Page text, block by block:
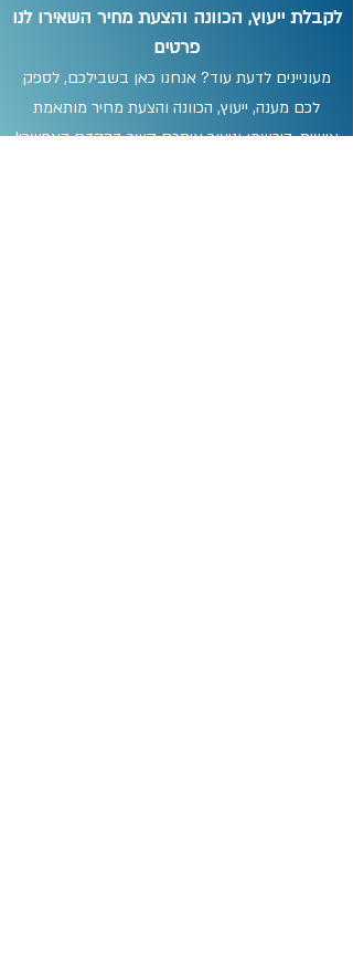
לקבלת ייעוץ, הכוונה והצעת מחיר השאירו לנו
פרטים
מעוניינים לדעת עוד? אנחנו כאן בשבילכם, לספק
לכם מענה, ייעוץ, הכוונה והצעת מחיר מותאמת
אישית, הירשמו וניצור איתכם קשר בהקדם האפשרי!